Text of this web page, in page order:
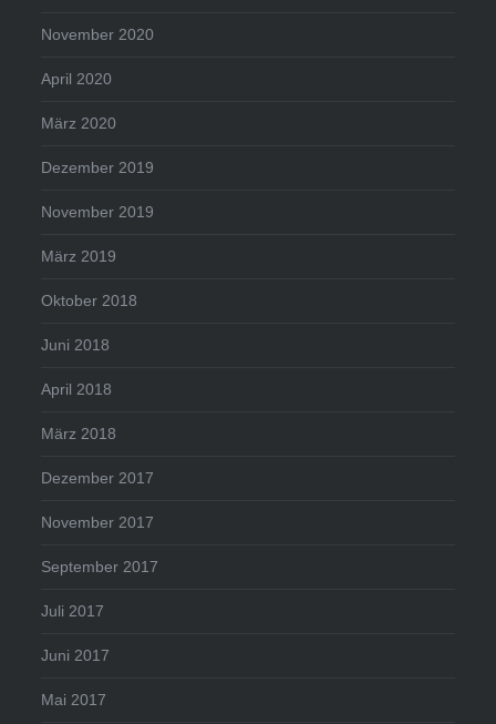
November 2020
April 2020
März 2020
Dezember 2019
November 2019
März 2019
Oktober 2018
Juni 2018
April 2018
März 2018
Dezember 2017
November 2017
September 2017
Juli 2017
Juni 2017
Mai 2017